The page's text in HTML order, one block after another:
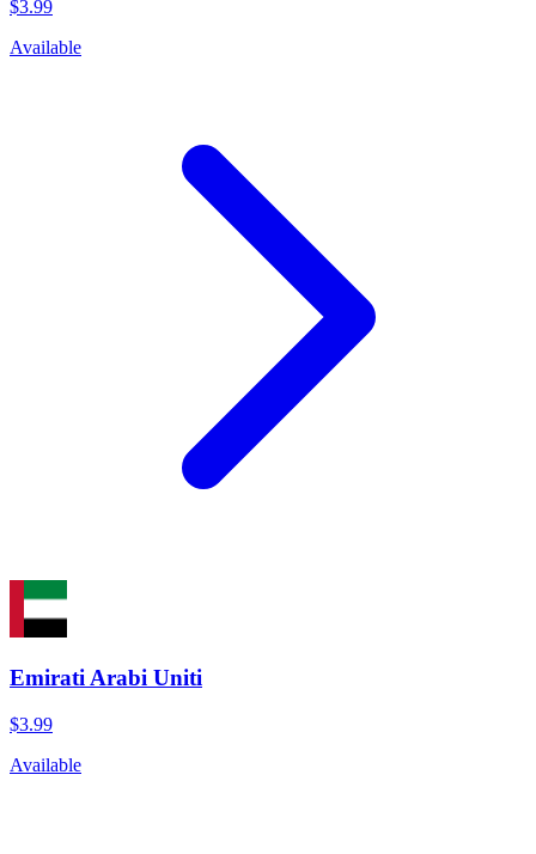
$3.99
Available
Emirati Arabi Uniti
$3.99
Available